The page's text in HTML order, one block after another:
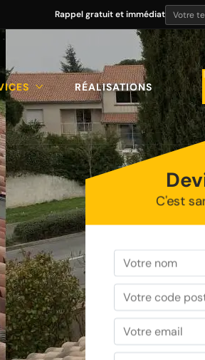
Rappel gratuit et immédiat
RÉALISATIONS
C'est